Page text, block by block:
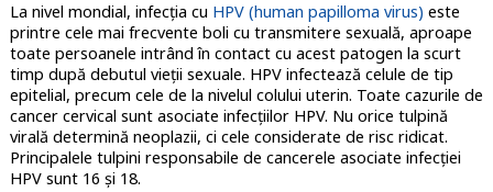
La nivel mondial, infecţia cu HPV (human papilloma virus) este
printre cele mai frecvente boli cu transmitere sexuală, aproape
toate persoanele intrând în contact cu acest patogen la scurt
timp după debutul vieţii sexuale. HPV infectează celule de tip
epitelial, precum cele de la nivelul colului uterin. Toate cazurile de
cancer cervical sunt asociate infecţiilor HPV. Nu orice tulpină
virală determină neoplazii, ci cele considerate de risc ridicat.
Principalele tulpini responsabile de cancerele asociate infecţiei
HPV sunt 16 şi 18.